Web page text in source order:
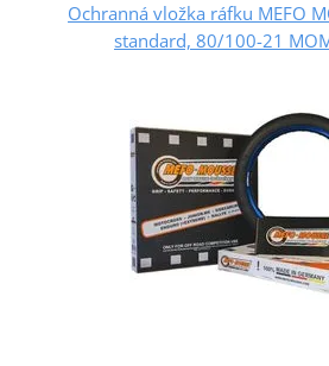
Ochranná vložka ráfku MEFO
standard, 80/100-21